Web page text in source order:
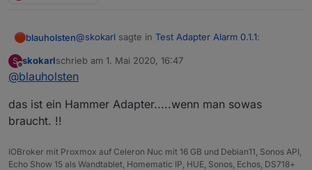
blauholsten@skokarl sagte in Test Adapter Alarm 0.1.1:
Darf man noch Wünsche anmelden, der
Adapter hat unglaublich Potenzial.....spiele
Natürlich darf man das, eher im Gegenteil, ist
erwünscht. Allerdings kann ich nicht versprechen,
S
Offline
skokarlschrieb am 1. Mai 2020, 16:47
zuletzt editiert von
@blauholsten
das ist ein Hammer Adapter.....wenn man sowas
braucht. !!
IOBroker mit Proxmox auf Celeron Nuc mit 16 GB und Debian11, Sonos API,
Echo Show 15 als Wandtablet, Homematic IP, HUE, Sonos, Echos, DS718+